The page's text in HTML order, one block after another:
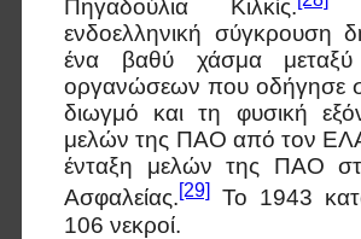
Πηγαδούλια Κιλκίς.
ενδοελληνική σύγκρουση
ένα βαθύ χάσμα
οργανώσεων που οδήγησε
διωγμό και τη φυσική
μελών της ΠΑΟ από τον
ένταξη μελών της ΠΑΟ
Ασφαλείας.[29]
Το 1943
106 νεκροί.